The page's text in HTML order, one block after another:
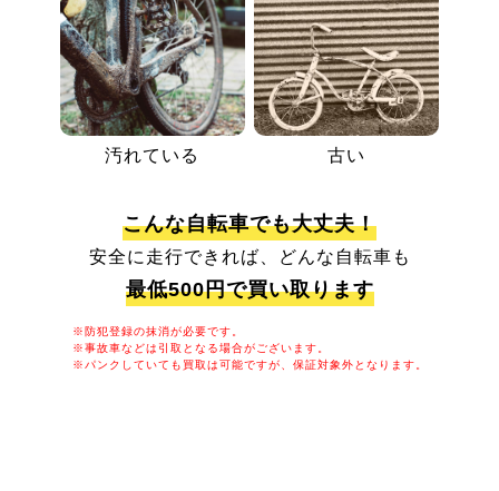
汚れている 古い
こんな自転車でも大丈夫！
安全に走行できれば、どんな自転車も
最低500円で買い取ります
※防犯登録の抹消が必要です。
※事故車などは引取となる場合がございます。
※パンクしていても買取は可能ですが、保証対象外となります。